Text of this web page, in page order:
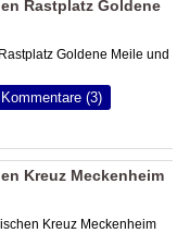
Rastplatz Goldene
Goldene Meile und
Kommentare (3)
Kreuz Meckenheim
Kreuz Meckenheim